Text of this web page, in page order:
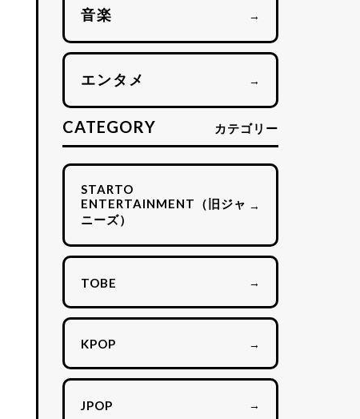
音楽 →
エンタメ →
CATEGORY カテゴリー
STARTO
ENTERTAINMENT（旧ジャ
ニーズ）
→
TOBE →
KPOP →
JPOP →